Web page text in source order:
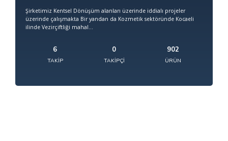
Şirketimiz Kentsel Dönüşüm alanları üzerinde iddialı projeler
üzerinde çalışmakta Bir yandan da Kozmetik sektöründe Kocaeli
ilinde Vezirçiftliği mahal...
6
TAKIP
0
TAKIPÇI
902
ÜRÜN